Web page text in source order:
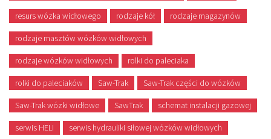
resurs wózka widłowego rodzaje kół rodzaje magazynów
rodzaje masztów wózków widłowych
rodzaje wózków widłowych rolki do paleciaka
rolki do paleciaków Saw-Trak Saw-Trak części do wózków
Saw-Trak wózki widłowe SawTrak schemat instalacji gazowej
serwis HELI serwis hydrauliki siłowej wózków widłowych